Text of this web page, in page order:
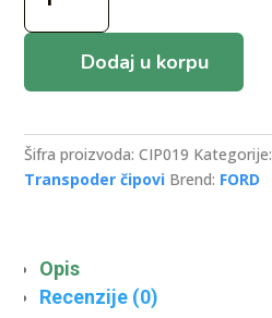
bit)
Transponder
količina
Dodaj u korpu
Šifra proizvoda:CIP019 Kategorije:
Transpoder čipovi Brend: FORD
Opis
Recenzije (0)